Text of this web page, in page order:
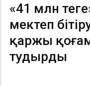
«41 млн
мектеп
қаржы
тудырды